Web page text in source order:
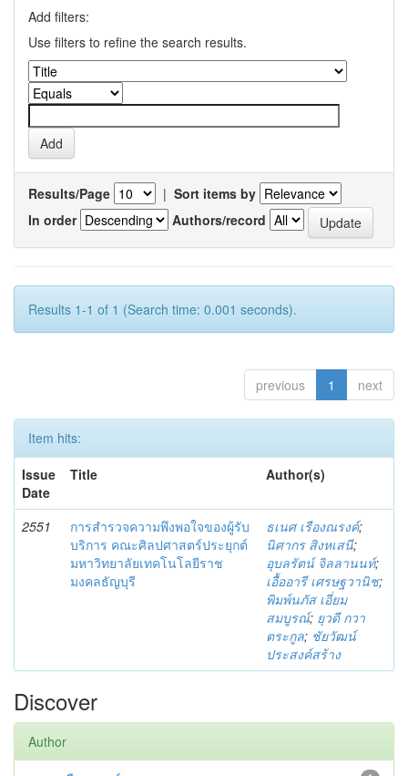
Add filters:
Use filters to refine the search results.
Results/Page | Sort items by
In order
Authors/record
Results 1-1 of 1 (Search time: 0.001 seconds).
previous 1 next
Item hits:
Issue
Date
Title Author(s)
2551
การสำรวจความพึงพอใจของผู้รับ
บริการ คณะศิลปศาสตร์ประยุกต์
มหาวิทยาลัยเทคโนโลยีราช
มงคลธัญบุรี
ธเนศ เรืองณรงค์;
นิศากร สิงหเสนี;
อุบลรัตน์ จิลลานนท์;
เอื้ออารี เศรษฐวานิช;
พิมพ์นภัส เอี่ยม
สมบูรณ์; ยุวดี กวา
ตระกูล; ชัยวัฒน์
ประสงค์สร้าง
Discover
Author